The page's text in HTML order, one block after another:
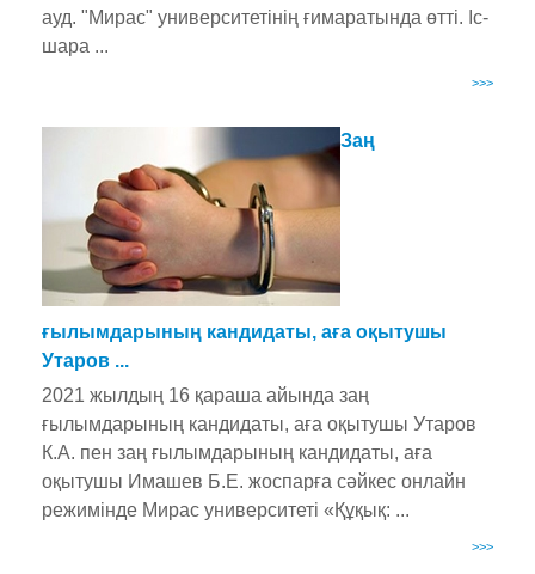
ауд. "Мирас" университетінің ғимаратында өтті. Іс-
шара ...
>>>
Заң
ғылымдарының кандидаты, аға оқытушы
Утаров ...
2021 жылдың 16 қараша айында заң
ғылымдарының кандидаты, аға оқытушы Утаров
К.А. пен заң ғылымдарының кандидаты, аға
оқытушы Имашев Б.Е. жоспарға сәйкес онлайн
режимінде Мирас университеті «Құқық: ...
>>>